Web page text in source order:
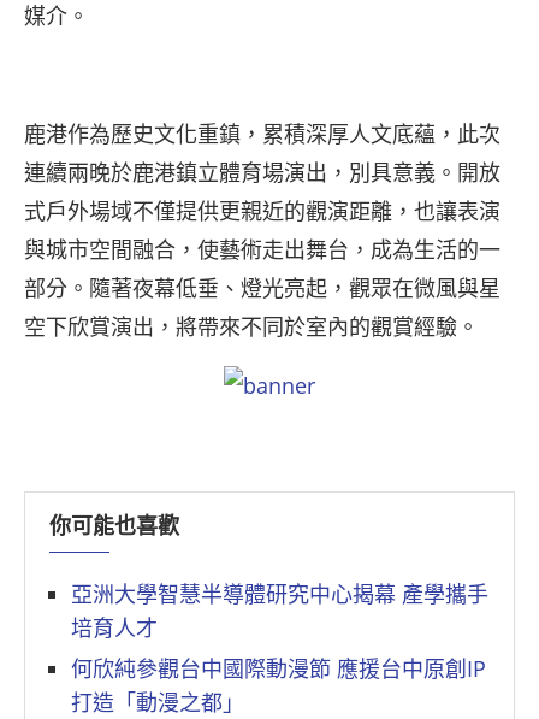
媒介。
鹿港作為歷史文化重鎮，累積深厚人文底蘊，此次
連續兩晚於鹿港鎮立體育場演出，別具意義。開放
式戶外場域不僅提供更親近的觀演距離，也讓表演
與城市空間融合，使藝術走出舞台，成為生活的一
部分。隨著夜幕低垂、燈光亮起，觀眾在微風與星
空下欣賞演出，將帶來不同於室內的觀賞經驗。
你可能也喜歡
亞洲大學智慧半導體研究中心揭幕 產學攜手
培育人才
何欣純參觀台中國際動漫節 應援台中原創IP
打造「動漫之都」